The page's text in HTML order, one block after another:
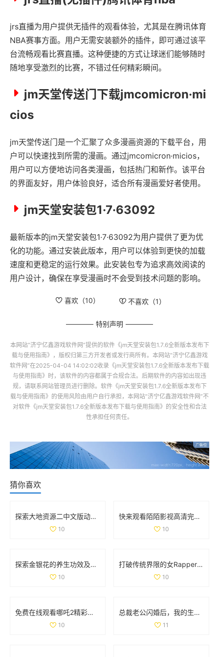
jrs直播为用户提供无插件的观看体验，尤其是在腾讯体育
NBA赛事方面。用户无需安装额外的插件，即可通过该平
台流畅观看比赛直播。这种便捷的方式让球迷们能够随时
随地享受激烈的比赛，不错过任何精彩瞬间。
jm天堂传送门下载jmcomicron·mi
cios
jm天堂传送门是一个汇聚了众多漫画资源的下载平台，用
户可以快速找到所需的漫画。通过jmcomicron·micios，
用户可以方便地访问各类漫画，包括热门和新作。该平台
的界面友好，用户体验良好，适合所有漫画爱好者使用。
jm天堂安装包1·7·63092
最新版本的jm天堂安装包1·7·63092为用户提供了更为优
化的功能。通过安装此版本，用户可以体验到更快的加载
速度和更稳定的运行效果。此安装包专为追求高效阅读的
用户设计，确保在享受漫画时不会受到技术问题的影响。
喜欢（10） 不喜欢（1）
特别声明
本网站“济宁亿鑫游戏软件网”提供的软件《jm天堂安装包1.7.6全新版本发布下
载与使用指南》 ，版权归第三方开发者或发行商所有。本网站“济宁亿鑫游戏
软件网”在2025-04-04 14:02:02收录 《jm天堂安装包1.7.6全新版本发布下载
与使用指南》 时，该软件的内容都属于合规合法。后期软件的内容如出现违
规，请联系网站管理员进行删除。软件《jm天堂安装包1.7.6全新版本发布下
载与使用指南》 的使用风险由用户自行承担，本网站“济宁亿鑫游戏软件网”不
对软件《jm天堂安装包1.7.6全新版本发布下载与使用指南》 的安全性和合法
性承担任何责任。
猜你喜欢
探索大地资源二中文版动漫的精彩世界与剧情发展解析
10
快来观看陌陌影视高清完整版，让您尽享精彩影片体验
10
探索金银花的养生功效及其在治疗中的应用价值
10
打破传统界限的女Rapper 用嘻哈与爵士诠释母爱的坚韧与力量
10
免费在线观看哪吒2精彩内容与剧情揭秘尽在这里
10
总裁老公闪婚后，我的生活发生了怎样的改变与挑战
11